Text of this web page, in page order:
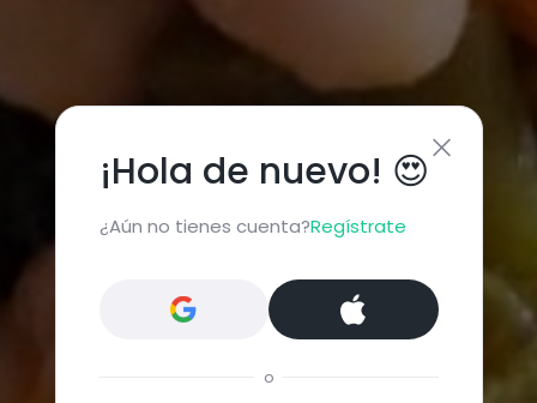
¡Hola de nuevo! 😍
¿Aún no tienes cuenta?Regístrate
o